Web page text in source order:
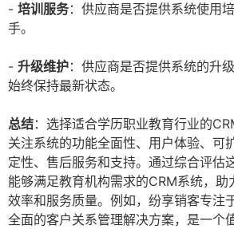
- 培训服务：供应商是否提供系统使用
手。
- 升级维护：供应商是否提供系统的升
始终保持最新状态。
总结：选择适合学历职业教育行业的
关注系统的功能全面性、用户体验、可
定性、售后服务和支持。通过综合评估
能够满足教育机构需求的CRM系统，助
效率和服务质量。例如，纷享销客专注
全面的客户关系管理解决方案，是一个